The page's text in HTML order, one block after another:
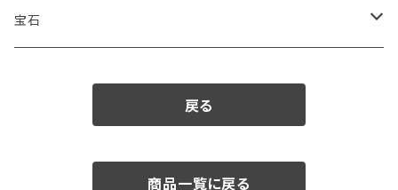
宝石
カラーストーン
戻る
商品一覧に戻る